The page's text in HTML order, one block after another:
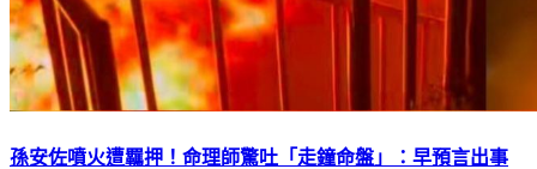
孫安佐噴火遭羈押！命理師驚吐「走鐘命盤」：早預言出事